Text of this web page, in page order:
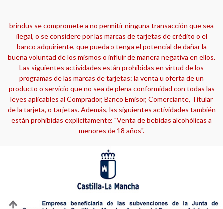
brindus se compromete a no permitir ninguna transacción que sea
ilegal, o se considere por las marcas de tarjetas de crédito o el
banco adquiriente, que pueda o tenga el potencial de dañar la
buena voluntad de los mismos o influir de manera negativa en ellos.
Las siguientes actividades están prohibidas en virtud de los
programas de las marcas de tarjetas: la venta u oferta de un
producto o servicio que no sea de plena conformidad con todas las
leyes aplicables al Comprador, Banco Emisor, Comerciante, Titular
de la tarjeta, o tarjetas. Además, las siguientes actividades también
están prohibidas explícitamente: "Venta de bebidas alcohólicas a
menores de 18 años".